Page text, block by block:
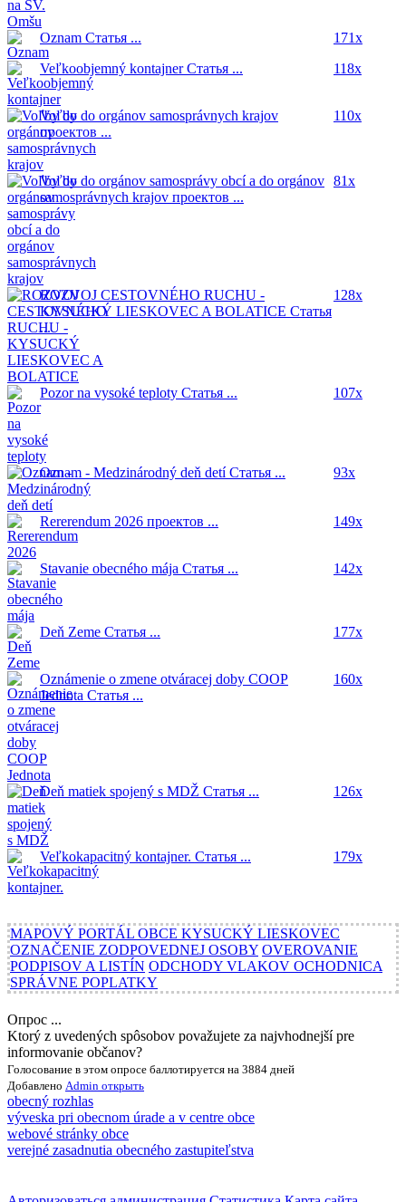
Oznam Статья ...
171x
Veľkoobjemný kontajnerСтатья ... 118x
Voľby do orgánov samosprávnych krajov
проектов ...
110x
Voľby do orgánov samosprávy obcí a do orgánov
samosprávnych krajov проектов ...
81x
ROZVOJ CESTOVNÉHO RUCHU -
KYSUCKÝ LIESKOVEC A BOLATICE Статья
...
128x
Pozor na vysoké teploty Статья ... 107x
Oznam - Medzinárodný deň detíСтатья ... 93x
Rererendum 2026 проектов ... 149x
Stavanie obecného mája Статья ... 142x
Deň Zeme Статья ... 177x
Oznámenie o zmene otváracej doby COOP
Jednota Статья ...
160x
Deň matiek spojený s MDŽ Статья ... 126x
Veľkokapacitný kontajner. Статья ... 179x
MAPOVÝ PORTÁL OBCE KYSUCKÝ LIESKOVEC
OZNAČENIE ZODPOVEDNEJ OSOBY OVEROVANIE
PODPISOV A LISTÍN ODCHODY VLAKOV OCHODNICA
SPRÁVNE POPLATKY
Опрос ...
Ktorý z uvedených spôsobov považujete za najvhodnejší pre
informovanie občanov?
Голосование в этом опросе баллотируется на 3884 дней
Добавлено Admin открыть
obecný rozhlas
výveska pri obecnom úrade a v centre obce
webové stránky obce
verejné zasadnutia obecného zastupiteľstva